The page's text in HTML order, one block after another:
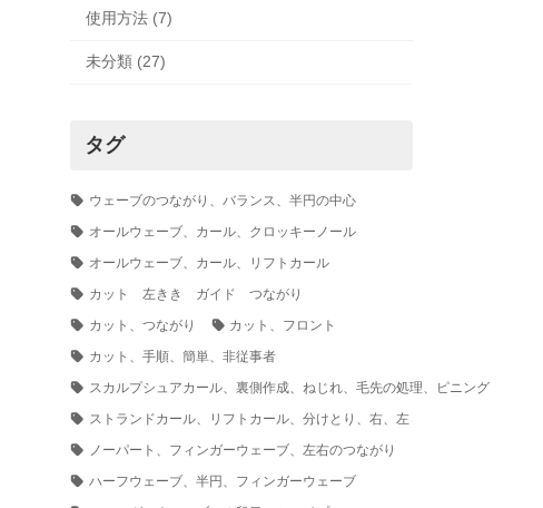
使用方法 (7)
未分類 (27)
タグ
ウェーブのつながり、バランス、半円の中心
オールウェーブ、カール、クロッキーノール
オールウェーブ、カール、リフトカール
カット 左きき ガイド つながり
カット、つながり
カット、フロント
カット、手順、簡単、非従事者
スカルプシュアカール、裏側作成、ねじれ、毛先の処理、ピニング
ストランドカール、リフトカール、分けとり、右、左
ノーパート、フィンガーウェーブ、左右のつながり
ハーフウェーブ、半円、フィンガーウェーブ